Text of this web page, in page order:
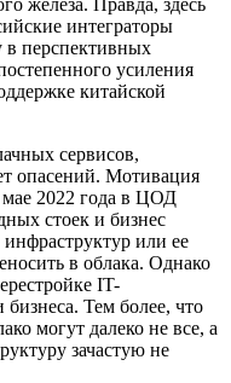
интеграторы
в перспективных
усиления
китайской
сервисов,
опасений. Мотивация
2022 года в ЦОД
стоек и бизнес
или ее
в облака. Однако
IT-
Тем более, что
могут далеко не все, а
зачастую не